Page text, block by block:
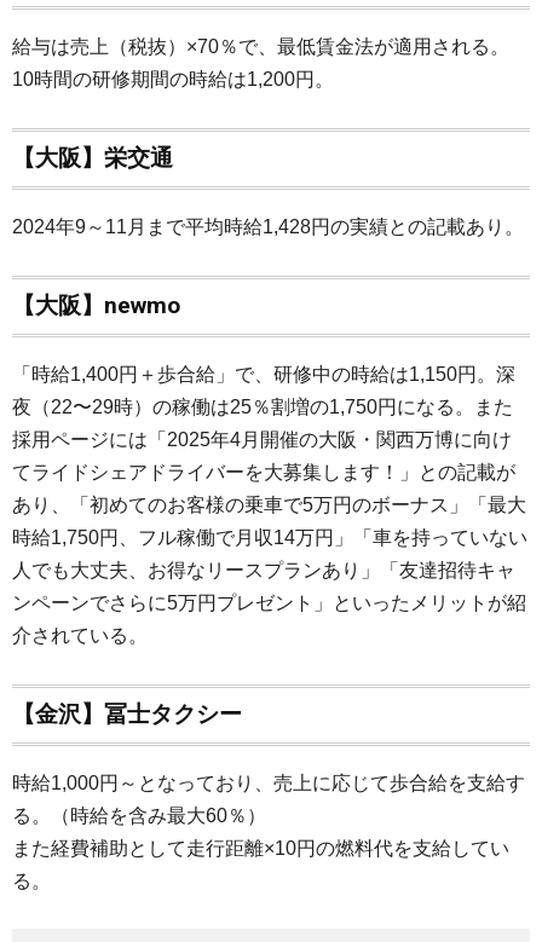
給与は売上（税抜）×70％で、最低賃金法が適用される。
10時間の研修期間の時給は1,200円。
【大阪】栄交通
2024年9～11月まで平均時給1,428円の実績との記載あり。
【大阪】newmo
「時給1,400円＋歩合給」で、研修中の時給は1,150円。深
夜（22〜29時）の稼働は25％割増の1,750円になる。また
採用ページには「2025年4月開催の大阪・関西万博に向け
てライドシェアドライバーを大募集します！」との記載が
あり、「初めてのお客様の乗車で5万円のボーナス」「最大
時給1,750円、フル稼働で月収14万円」「車を持っていない
人でも大丈夫、お得なリースプランあり」「友達招待キャ
ンペーンでさらに5万円プレゼント」といったメリットが紹
介されている。
【金沢】冨士タクシー
時給1,000円～となっており、売上に応じて歩合給を支給す
る。（時給を含み最大60％）
また経費補助として走行距離×10円の燃料代を支給してい
る。